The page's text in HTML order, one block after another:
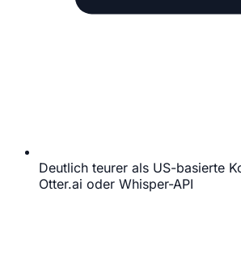
Deutlich teurer als US-basierte
Otter.ai oder Whisper-API